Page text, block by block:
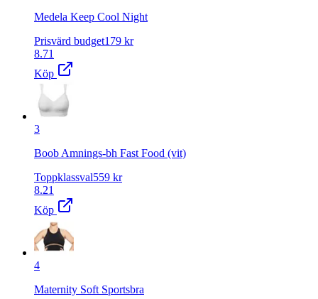
Medela Keep Cool Night
Prisvärd budget179 kr
8.71
Köp
3
Boob Amnings-bh Fast Food (vit)
Toppklassval559 kr
8.21
Köp
4
Maternity Soft Sportsbra